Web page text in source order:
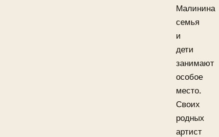
Малинина
семья
и
дети
занимают
особое
место.
Своих
родных
артист